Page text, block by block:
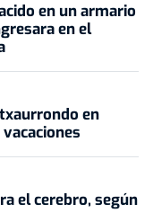
en un armario
en el
en
el cerebro, según